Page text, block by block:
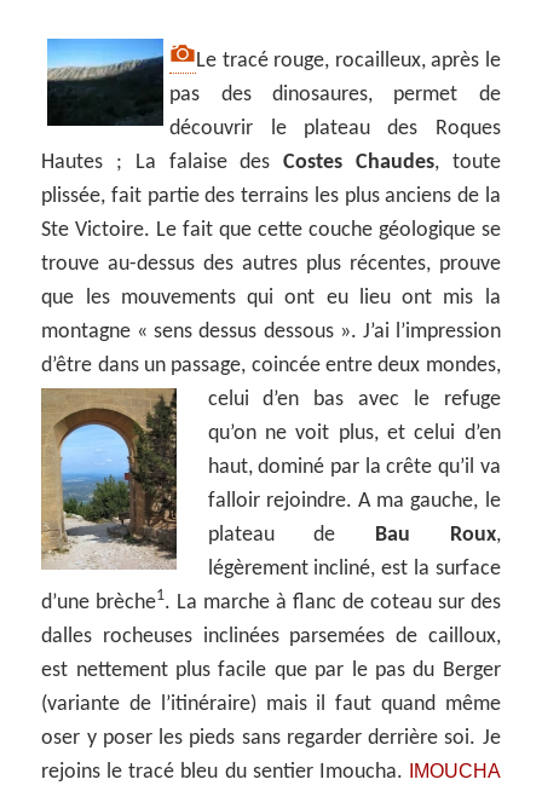
Le tracé rouge, rocailleux, après le
pas des dinosaures, permet de
découvrir le plateau des Roques
Hautes ; La falaise desCostes Chaudes, toute
plissée, fait partie des terrains les plus anciens de la
Ste Victoire. Le fait que cette couche géologique se
trouve au-dessus des autres plus récentes, prouve
que les mouvements qui ont eu lieu ont mis la
montagne « sens dessus dessous ». J’ai l’impression
d’être dans un passage, coincée entre deux mondes,
celuid’en bas avec le refuge
qu’on ne voit plus, et celui d’en
haut, dominé par la crête qu’il va
falloir rejoindre. A ma gauche, le
plateau de Bau Roux,
légèrement incliné, est la surface
d’une brèche1. La marche à flanc de coteau sur des
dalles rocheuses inclinées parsemées de cailloux,
est nettement plus facile que par le pas du Berger
(variante de l’itinéraire) mais il faut quand même
oser y poser les pieds sans regarder derrière soi. Je
rejoins le tracé bleu du sentier Imoucha. IMOUCHA